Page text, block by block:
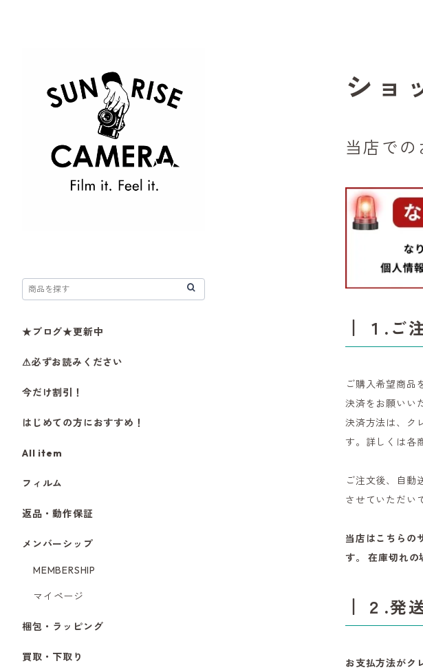
ショ
当店での
１.ご
ご購入希望商品
決済をお願いい
決済方法は、ク
す。詳しくは各
ご注文後、自動
させていただい
当店はこちらの
す。 在庫切れの
２.発
お支払方法がク
★ブログ★更新中
⚠必ずお読みください
今だけ割引！
はじめての方におすすめ！
All item
フィルム
返品・動作保証
メンバーシップ
MEMBERSHIP
マイページ
梱包・ラッピング
買取・下取り